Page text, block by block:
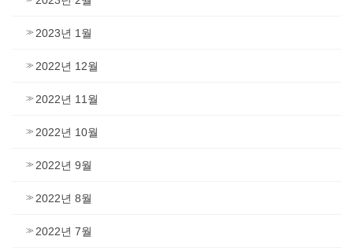
2023년 1월
2022년 12월
2022년 11월
2022년 10월
2022년 9월
2022년 8월
2022년 7월